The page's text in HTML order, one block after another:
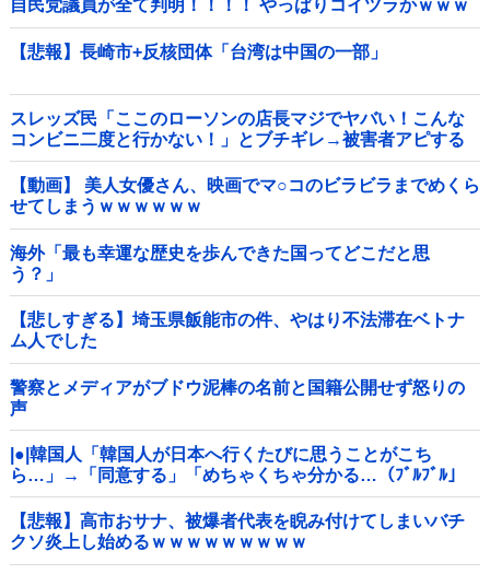
自民党議員が全て判明！！！！ やっぱりコイツラかｗｗｗ
ｗｗ
【悲報】長崎市+反核団体「台湾は中国の一部」
スレッズ民「ここのローソンの店長マジでヤバい！こんな
コンビニ二度と行かない！」とブチギレ→被害者アピする
も「ヤバイのはお前だよ」とツッコミ殺到ｗｗｗｗｗｗｗ
他
【動画】 美人女優さん、映画でマ○コのビラビラまでめくら
せてしまうｗｗｗｗｗｗ
海外「最も幸運な歴史を歩んできた国ってどこだと思
う？」
【悲しすぎる】埼玉県飯能市の件、やはり不法滞在ベトナ
ム人でした
警察とメディアがブドウ泥棒の名前と国籍公開せず怒りの
声
|●|韓国人「韓国人が日本へ行くたびに思うことがこち
ら…」→「同意する」「めちゃくちゃ分かる…（ﾌﾞﾙﾌﾞﾙ」
＝韓国の反応
【悲報】高市おサナ、被爆者代表を睨み付けてしまいバチ
クソ炎上し始めるｗｗｗｗｗｗｗｗｗ